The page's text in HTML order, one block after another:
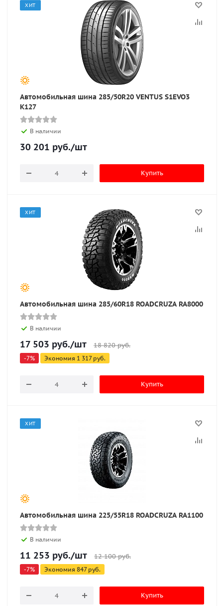
ХИТ
Автомобильная шина 285/50R20 VENTUS S1EVO3
K127
В наличии
30 201 руб./шт
Купить
ХИТ
Автомобильная шина 285/60R18 ROADCRUZA RA8000
В наличии
17 503 руб./шт 18 820руб.
-7% Экономия 1 317руб.
Купить
ХИТ
Автомобильная шина 225/55R18 ROADCRUZA RA1100
В наличии
11 253 руб./шт 12 100руб.
-7% Экономия 847руб.
Купить